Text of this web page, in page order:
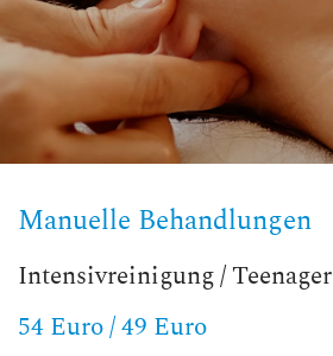
Manuelle Behandlungen
Intensivreinigung / Teenager
54 Euro / 49 Euro